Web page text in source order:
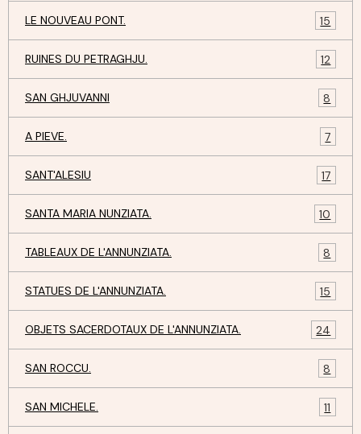
LE NOUVEAU PONT. 15
RUINES DU PETRAGHJU. 12
SAN GHJUVANNI 8
A PIEVE. 7
SANT'ALESIU 17
SANTA MARIA NUNZIATA. 10
TABLEAUX DE L'ANNUNZIATA. 8
STATUES DE L'ANNUNZIATA. 15
OBJETS SACERDOTAUX DE L'ANNUNZIATA. 24
SAN ROCCU. 8
SAN MICHELE. 11